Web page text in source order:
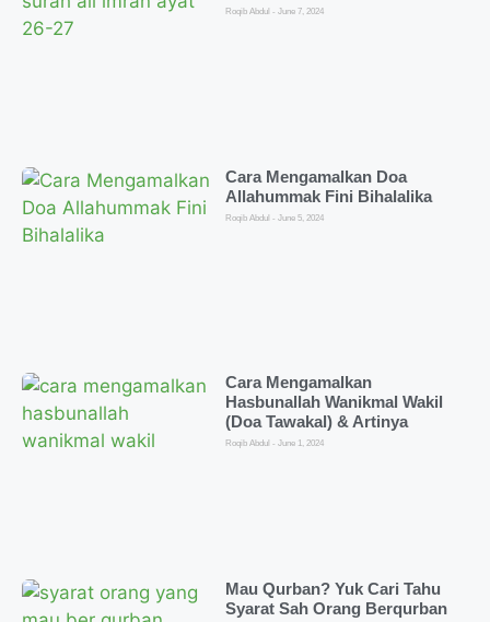
Roqib Abdul June 7, 2024
Cara Mengamalkan Doa
Allahummak Fini Bihalalika
Roqib Abdul June 5, 2024
Cara Mengamalkan
Hasbunallah Wanikmal Wakil
(Doa Tawakal) & Artinya
Roqib Abdul June 1, 2024
Mau Qurban? Yuk Cari Tahu
Syarat Sah Orang Berqurban